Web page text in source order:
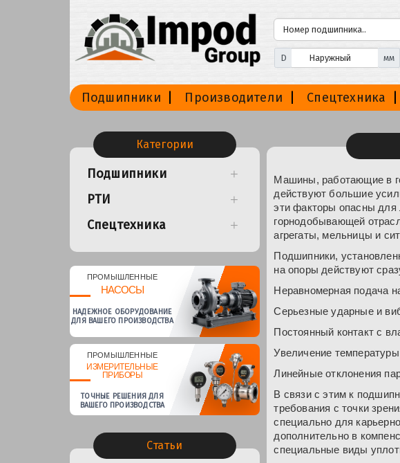
D мм
Подшипники Производители Спецтехника
Категории
Подшипники
РТИ
Спецтехника
ПРОМЫШЛЕННЫЕ
НАСОСЫ
НАДЕЖНОЕ ОБОРУДОВАНИЕ
ДЛЯ ВАШЕГО ПРОИЗВОДСТВА
ПРОМЫШЛЕННЫЕ
ИЗМЕРИТЕЛЬНЫЕ
ПРИБОРЫ
ТОЧНЫЕ РЕШЕНИЯ ДЛЯ
ВАШЕГО ПРОИЗВОДСТВА
Статьи
Машины, работающие в
действуют большие
эти факторы опасны
горнодобывающей
агрегаты, мельницы и
Подшипники,
на опоры действуют
Неравномерная подача
Серьезные ударные и
Постоянный контакт с
Увеличение
Линейные отклонения
В связи с этим к
требования с точки
специально для
дополнительно в
специальные виды